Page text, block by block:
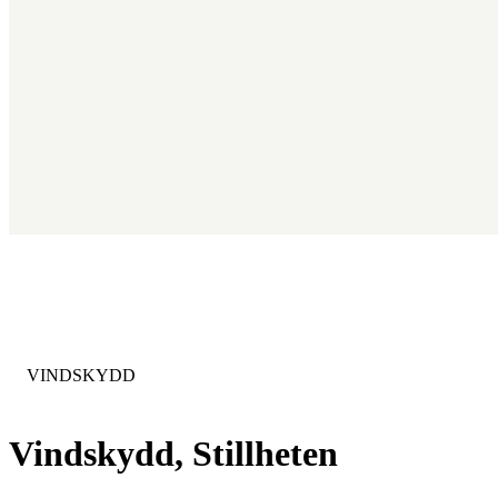
Vindskydd, Stillheten
KATEGORI:
VINDSKYDD